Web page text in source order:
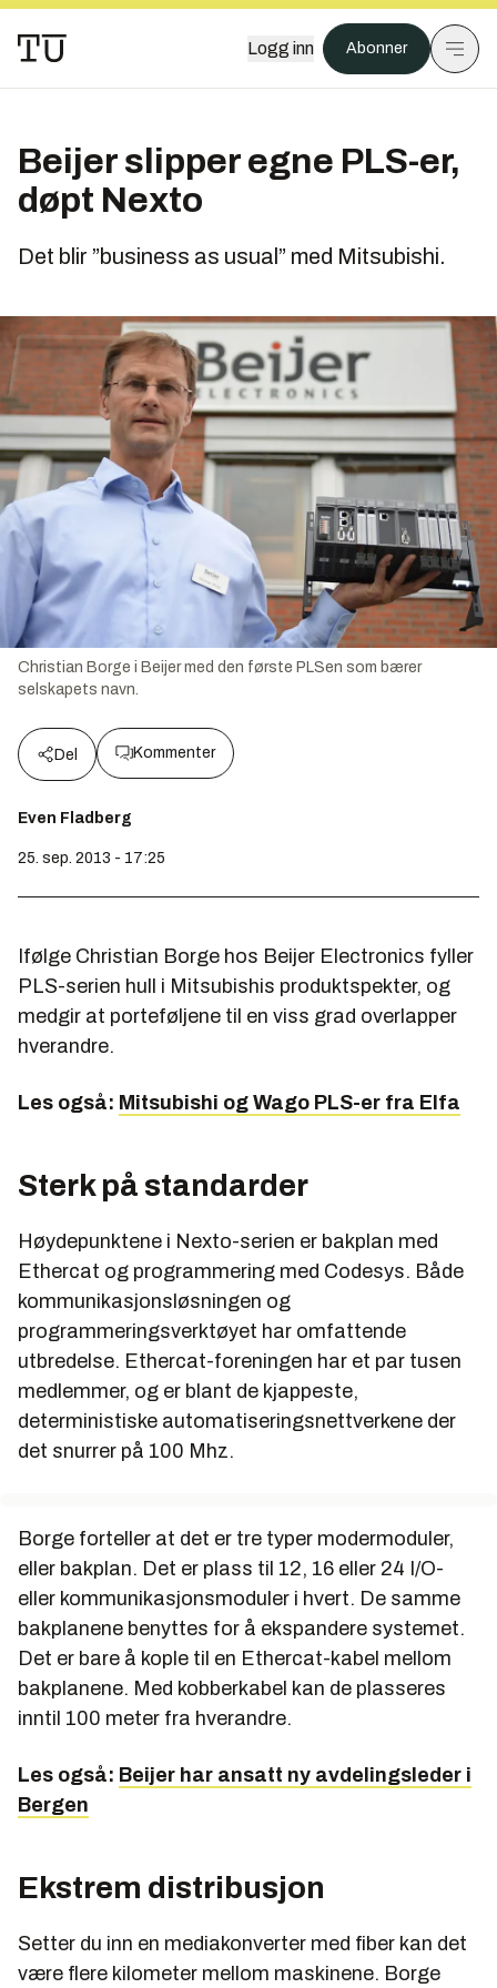
Logg inn Abonner
Beijer slipper egne PLS-er,
døpt Nexto
Det blir ”business as usual” med Mitsubishi.
Christian Borge i Beijer med den første PLSen som bærer
selskapets navn.
Del Kommenter
Even Fladberg
25. sep. 2013 - 17:25
Ifølge Christian Borge hos Beijer Electronics fyller
PLS-serien hull i Mitsubishis produktspekter, og
medgir at porteføljene til en viss grad overlapper
hverandre.
Les også: Mitsubishi og Wago PLS-er fra Elfa
Sterk på standarder
Høydepunktene i Nexto-serien er bakplan med
Ethercat og programmering med Codesys. Både
kommunikasjonsløsningen og
programmeringsverktøyet har omfattende
utbredelse. Ethercat-foreningen har et par tusen
medlemmer, og er blant de kjappeste,
deterministiske automatiseringsnettverkene der
det snurrer på 100 Mhz.
Borge forteller at det er tre typer modermoduler,
eller bakplan. Det er plass til 12, 16 eller 24 I/O-
eller kommunikasjonsmoduler i hvert. De samme
bakplanene benyttes for å ekspandere systemet.
Det er bare å kople til en Ethercat-kabel mellom
bakplanene. Med kobberkabel kan de plasseres
inntil 100 meter fra hverandre.
Les også: Beijer har ansatt ny avdelingsleder i
Bergen
Ekstrem distribusjon
Setter du inn en mediakonverter med fiber kan det
være flere kilometer mellom maskinene. Borge